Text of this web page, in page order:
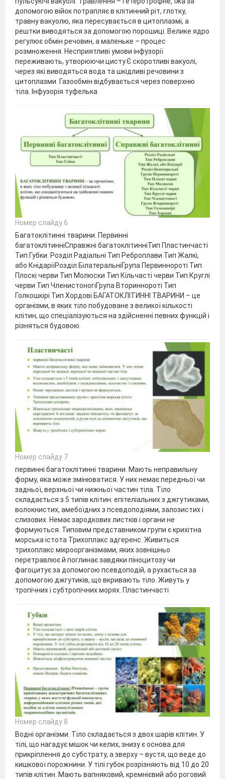
допомогою війок потрапляє в клітинний ріт, глотку,
травну вакуолю, яка пересувається в цитоплазмі, а
рештки виводяться за допомогою порошиці. Велике ядро
регулює обмін речовин, а маленьке – процес
розмноження. Несприятливі умови інфузорії
переживають, утворюючи цисту.Є скоротливі вакуолі,
через які виводяться вода та шкідливі речовини з
цитоплазми. Газообмін відбувається через поверхню
тіла. Інфузорія туфелька
Номер слайду 6
Багатоклітинні тварини. Первинні
багатоклітинніСправжні багатоклітинніТип Пластинчасті
Тип Губки. Розділ Радіальні Тип Реброплави Тип Жалкі,
або КнідаріїРозділ БілатеральніГрупа Первиннороті Тип
Плоскі черви Тип Молюски Тип Кільчасті черви Тип Круглі
черви Тип ЧленистоногіГрупа Вториннороті Тип
Голкошкірі Тип Хордові БАГАТОКЛІТИННІ ТВАРИНИ – це
організми, в яких тіло побудоване з великої кількості
клітин, що спеціалізуються на здійсненні певних функцій і
різняться будовою.
Номер слайду 7
первинні багатоклітинні тварини. Мають неправильну
форму, яка може змінюватися. У них немає передньої чи
задньої, верхньої чи нижньої частин тіла. Тіло
складається з 5 типів клітин: епітеліальних з джгутиками,
волокнистих, амебоїдних з псевдоподіями, залозистих і
слизових. Немає зародкових листків і органи не
формуються. Типовим представником групи є крихітна
морська істота Трихоплакс адгеренс. Живиться
трихоплакс мікроорганізмами, яких зовнішньо
перетравлює й поглинає завдяки піноцитозу чи
фагоцитує за допомогою псевдоподій, а рухається за
допомогою джгутиків, що вкривають тіло. Живуть у
тропічних і субтропічних морях. Пластинчасті
Номер слайду 8
Водні організми. Тіло складається з двох шарів клітин. У
тілі, що нагадує мішок чи келих, знизу є основа для
прикріплення до субстрату, а зверху – вустя, що веде до
кишкової порожнини. У тілі губок розрізняють від 10 до 20
типів клітин. Мають вапняковий, кремнієвий або роговий